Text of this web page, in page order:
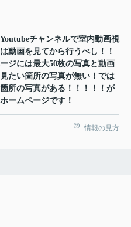
チャンネルで室内動画視
動画を見てから行うべし！！
ジには最大50枚の写真と動画
たい箇所の写真が無い！では
所の写真がある！！！！！が
ームページです！
情報の見方